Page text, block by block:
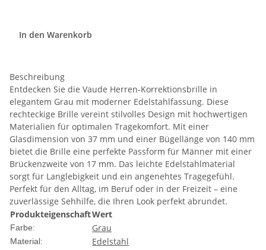
In den Warenkorb
Beschreibung
Entdecken Sie die Vaude Herren-Korrektionsbrille in
elegantem Grau mit moderner Edelstahlfassung. Diese
rechteckige Brille vereint stilvolles Design mit hochwertigen
Materialien für optimalen Tragekomfort. Mit einer
Glasdimension von 37 mm und einer Bügellänge von 140 mm
bietet die Brille eine perfekte Passform für Männer mit einer
Brückenzweite von 17 mm. Das leichte Edelstahlmaterial
sorgt für Langlebigkeit und ein angenehtes Tragegefühl.
Perfekt für den Alltag, im Beruf oder in der Freizeit – eine
zuverlässige Sehhilfe, die Ihren Look perfekt abrundet.
ProdukteigenschaftWert
Farbe: Grau
Material: Edelstahl